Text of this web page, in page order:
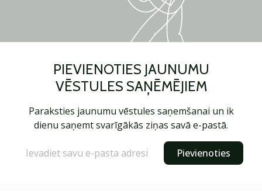
PIEVIENOTIES JAUNUMU
VĒSTULES SAŅĒMĒJIEM
Paraksties jaunumu vēstules saņemšanai un ik
dienu saņemt svarīgākās ziņas savā e-pastā.
Pievienoties